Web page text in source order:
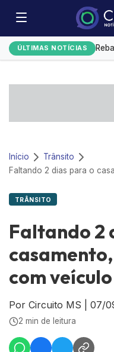
ÚLTIMAS NOTÍCIAS
Início
Trânsito
TRÂNSITO
Faltando 2
com
Por Circuito MS 07/
2 min de leitura